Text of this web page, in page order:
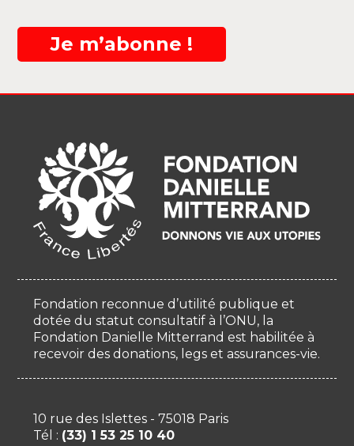
Je m’abonne !
Fondation reconnue d’utilité publique et
dotée du statut consultatif à l’ONU, la
Fondation Danielle Mitterrand est habilitée à
recevoir des donations, legs et assurances-vie.
10 rue des Islettes - 75018 Paris
Tél : (33) 1 53 25 10 40